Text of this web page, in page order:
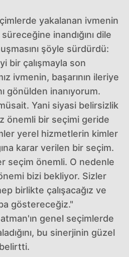
yakalanan ivmenin
inandığını dile
şöyle sürdürdü:
bir çalışmayla son
ivmenin, başarının ileriye
gönülden inanıyorum.
Yani siyasi belirsizlik
önemli bir seçimi geride
yerel hizmetlerin kimler
karar verilen bir seçim.
seçim önemli. O nedenle
bizi bekliyor. Sizler
birlikte çalışacağız ve
göstereceğiz."
genel seçimlerde
bu sinerjinin güzel